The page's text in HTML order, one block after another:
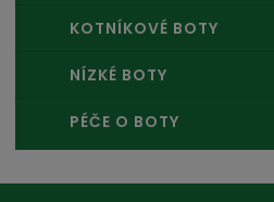
KOTNÍKOVÉ BOTY
NÍZKÉ BOTY
PÉČE O BOTY